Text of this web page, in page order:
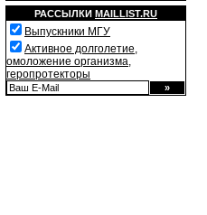
РАССЫЛКИ MAILLIST.RU
Выпускники МГУ
Активное долголетие,
омоложение организма,
геропротекторы